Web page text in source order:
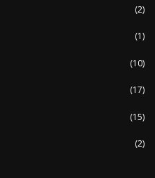
(2)
(1)
(10)
(17)
(15)
(2)